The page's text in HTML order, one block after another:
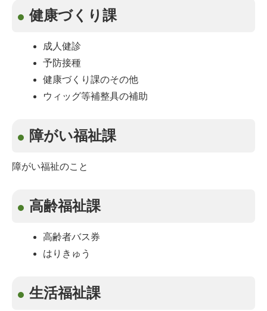
健康づくり課
成人健診
予防接種
健康づくり課のその他
ウィッグ等補整具の補助
障がい福祉課
障がい福祉のこと
高齢福祉課
高齢者バス券
はりきゅう
生活福祉課